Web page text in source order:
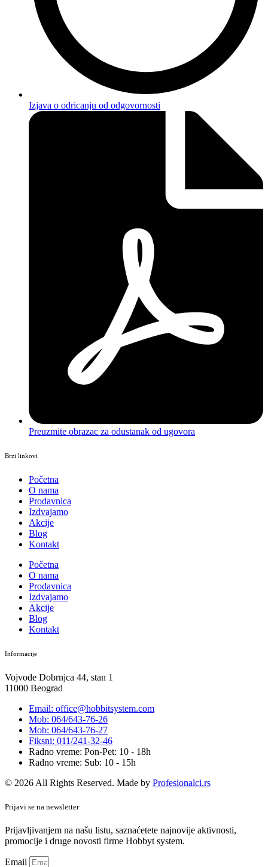
Izjava o odricanju od odgovornosti
Preuzmite obrazac za odustanak od ugovora
Brzi linkovi
Početna
O nama
Prodavnica
Izdvajamo
Akcije
Blog
Kontakt
Početna
O nama
Prodavnica
Izdvajamo
Akcije
Blog
Kontakt
Informacije
Vojvode Dobrnjca 44, stan 1
11000 Beograd
Email: office@hobbitsystem.com
Mob: 064/643-76-26
Mob: 064/643-76-27
Fiksni: 011/241-32-46
Radno vreme: Pon-Pet: 10 - 18h
Radno vreme: Sub: 10 - 15h
© 2026 All Rights Reserved. Made by Profesionalci.rs
Prijavi se na newsletter
Prijavljivanjem na našu listu, saznaćetete najnovije aktivnosti,
promocije i druge novosti firme Hobbyt system.
Email